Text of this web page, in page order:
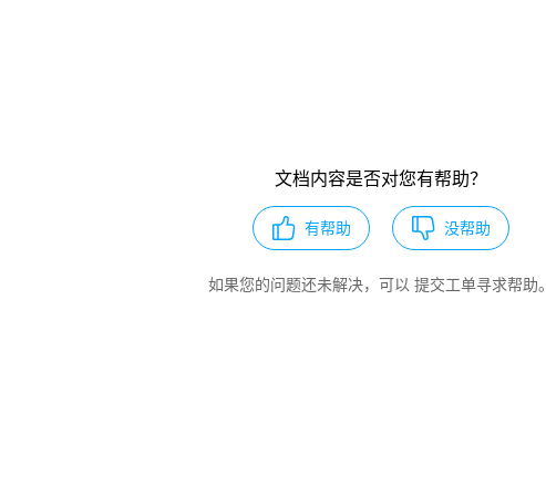
文档内容是否对您有帮助？
有帮助 没帮助
如果您的问题还未解决，可以 提交工单寻求帮助。